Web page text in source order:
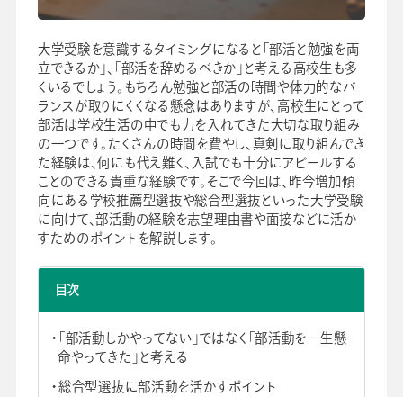
会社情報グループ会社プライバシーポリシー個人情報保護法利用規約
採用情報
大学受験を意識するタイミングになると「部活と勉強を両
立できるか」、「部活を辞めるべきか」と考える高校生も多
くいるでしょう。もちろん勉強と部活の時間や体力的なバ
ランスが取りにくくなる懸念はありますが、高校生にとって
部活は学校生活の中でも力を入れてきた大切な取り組み
の一つです。たくさんの時間を費やし、真剣に取り組んでき
た経験は、何にも代え難く、入試でも十分にアピールする
ことのできる貴重な経験です。そこで今回は、昨今増加傾
向にある学校推薦型選抜や総合型選抜といった大学受験
に向けて、部活動の経験を志望理由書や面接などに活か
すためのポイントを解説します。
目次
「部活動しかやってない」ではなく「部活動を一生懸
命やってきた」と考える
総合型選抜に部活動を活かすポイント